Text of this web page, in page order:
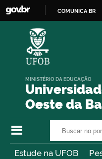
COMUNICA BR
Oeste da
MINISTÉRIO DA EDUCAÇÃO
Estude na UFOB